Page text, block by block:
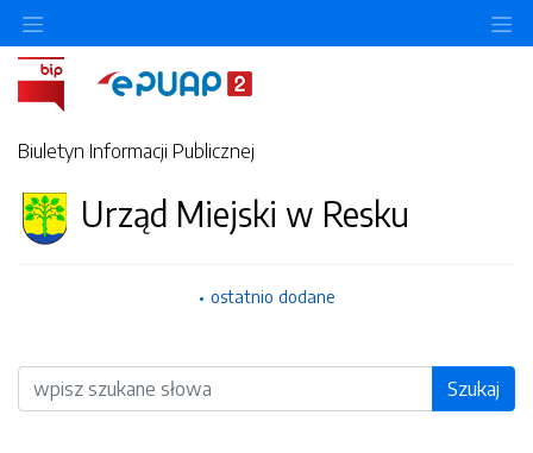
Biuletyn Informacji Publicznej
Urząd Miejski w Resku
ostatnio dodane
Wyszukiwarka Szukaj